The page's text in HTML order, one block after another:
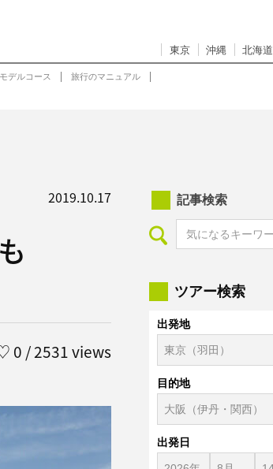
東京 沖縄 北海道
モデルコース 旅行のマニュアル
2019.10.17
0 / 2531 views
記事検索
ツアー検索
出発地
目的地
出発日